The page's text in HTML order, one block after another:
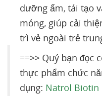
dưỡng ẩm, tái tạo
móng, giúp cải
trì vẻ ngoài trẻ
==>> Quý bạn đọc
thực phẩm chức
dụng: Natrol Biotin